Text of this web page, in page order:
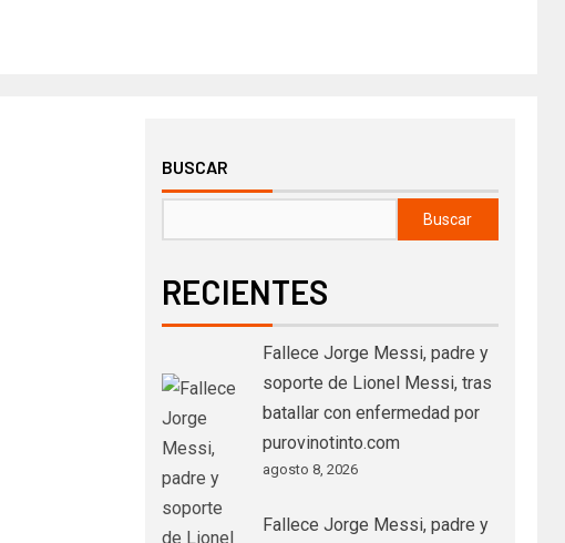
BUSCAR
Buscar
RECIENTES
Fallece Jorge Messi, padre y
soporte de Lionel Messi, tras
batallar con enfermedad por
purovinotinto.com
agosto 8, 2026
Fallece Jorge Messi, padre y